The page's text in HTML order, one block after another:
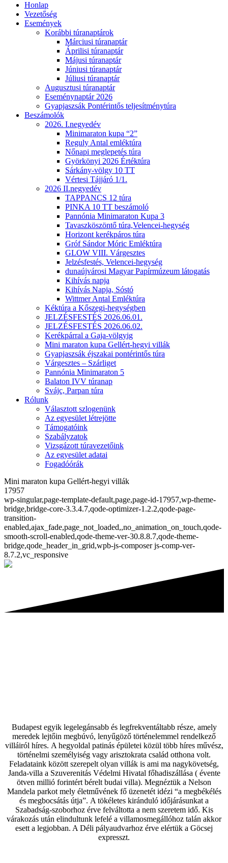
Honlap
Vezetőség
Események
Korábbi túranaptárok
Márciusi túranaptár
Áprilisi túranaptár
Májusi túranaptár
Júniusi túranaptár
Júliusi túranaptár
Augusztusi túranaptár
Eseménynaptár 2026
Gyapjaszsák Pontérintős teljesítménytúra
Beszámolók
2026. I.negyedév
Minimaraton kupa “2”
Reguly Antal emléktúra
Nőnapi meglepetés túra
Györkönyi 2026 Értéktúra
Sárkány-völgy 10 TT
Vértesi Tájjáró 1/1.
2026 II.negyedév
TAPPANCS 12 túra
PINKA 10 TT beszámoló
Pannónia Minimaraton Kupa 3
Tavaszköszöntő túra,Velencei-hegység
Horizont kerékpáros túra
Gróf Sándor Móric Emléktúra
GLOW VIII. Várgesztes
Jelzésfestés, Velencei-hegység
dunaújvárosi Magyar Papírmúzeum látogatás
Kihívás napja
Kihívás Napja, Sóstó
Wittmer Antal Emléktúra
Kéktúra a Kőszegi-hegységben
JELZÉSFESTÉS 2026.06.01.
JELZÉSFESTÉS 2026.06.02.
Kerékpárral a Gaja-völgyig
Mini maraton kupa Gellért-hegyi villák
Gyapjaszsák éjszakai pontérintős túra
Várgesztes – Szárliget
Pannónia Minimaraton 5
Balaton IVV túranap
Svájc, Parpan túra
Rólunk
Választott szlogenünk
Az egyesület létrejötte
Támogatóink
Szabályzatok
Vizsgázott túravezetőink
Az egyesület adatai
Fogadóórák
Mini maraton kupa Gellért-hegyi villák
17957
wp-singular,page-template-default,page,page-id-17957,wp-theme-
bridge,bridge-core-3.3.4.7,qode-optimizer-1.2.2,qode-page-
transition-
enabled,ajax_fade,page_not_loaded,,no_animation_on_touch,qode-
smooth-scroll-enabled,qode-theme-ver-30.8.8.7,qode-theme-
bridge,qode_header_in_grid,wpb-js-composer js-comp-ver-
8.7.2,vc_responsive
Budapest egyik legelegánsabb és legfrekventáltabb része, amely
meredek lejtőin megbúvó, lenyűgöző történelemmel rendelkező
villáiról híres. A hegyoldal patinás épületei közül több híres művész,
történelmi személyiség vagy arisztokrata család otthona volt.
Feladataink között szerepelt olyan villák is ami ma nagykövetség,
Janda-villa a Szuverenitás Védelmi Hivatal főhadiszállása ( évente
ötven millió forintért bérelt budai villa). Megnéztük a Nelson
Mandela parkot mely életművének fő üzenetét idézi “a megbékélés
és megbocsátás útja”. A tökéletes kiránduló időjárásunkat a
Szabadság-szoborhoz érve felváltotta a nem szeretem idő. Kis
várakozás után elindultunk lefelé a villamosmegállóhoz talán akkor
esett a legjobban. A Déli pályaudvarhoz érve elértük a Göcsej
expresszt.